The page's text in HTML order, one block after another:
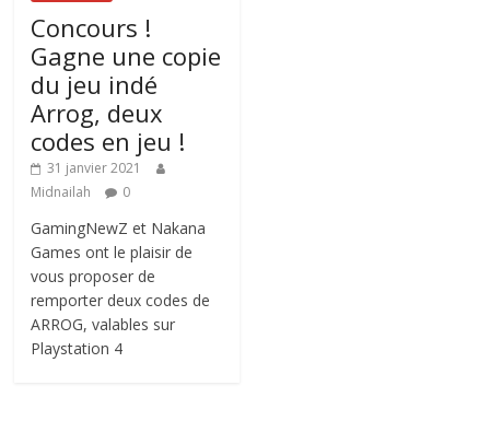
Concours !
Gagne une copie
du jeu indé
Arrog, deux
codes en jeu !
31 janvier 2021
Midnailah
0
GamingNewZ et Nakana
Games ont le plaisir de
vous proposer de
remporter deux codes de
ARROG, valables sur
Playstation 4